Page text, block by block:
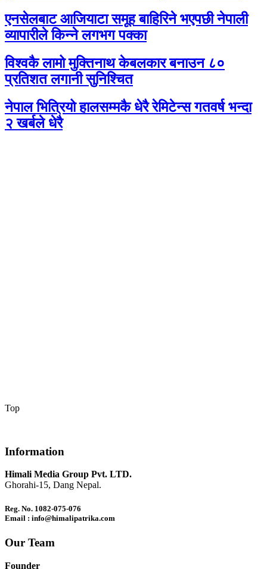
एनसेलबाट आजियाटा समूह बाहिरिने भएपछी नेपाली
व्यापारीले किन्ने लगभग पक्का
विश्वकै लामो मुक्तिनाथ केबलकार बनाउन ८०
प्रतिशत लगानी सुनिश्चित
नेपाल भित्रियो हालसम्मकै धेरै रेमिटेन्स गतवर्ष भन्दा
२ खर्बले धेरै
Top
Information
Himali Media Group Pvt. LTD.
Ghorahi-15, Dang Nepal.
Reg. No. 1082-075-076
Email : info@himalipatrika.com
Our Team
Founder